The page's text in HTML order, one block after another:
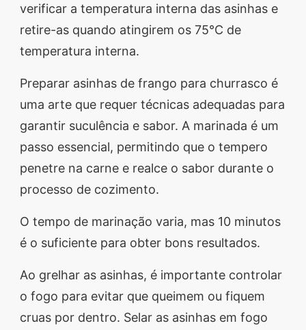
verificar a temperatura interna das asinhas e
retire-as quando atingirem os 75°C de
temperatura interna.
Preparar asinhas de frango para churrasco é
uma arte que requer técnicas adequadas para
garantir suculência e sabor. A marinada é um
passo essencial, permitindo que o tempero
penetre na carne e realce o sabor durante o
processo de cozimento.
O tempo de marinação varia, mas 10 minutos
é o suficiente para obter bons resultados.
Ao grelhar as asinhas, é importante controlar
o fogo para evitar que queimem ou fiquem
cruas por dentro. Selar as asinhas em fogo